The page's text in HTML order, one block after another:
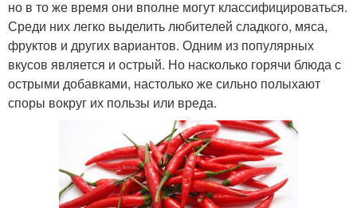
но в то же время они вполне могут классифицироваться.
Среди них легко выделить любителей сладкого, мяса,
фруктов и других вариантов. Одним из популярных
вкусов является и острый. Но насколько горячи блюда с
острыми добавками, настолько же сильно полыхают
споры вокруг их пользы или вреда.